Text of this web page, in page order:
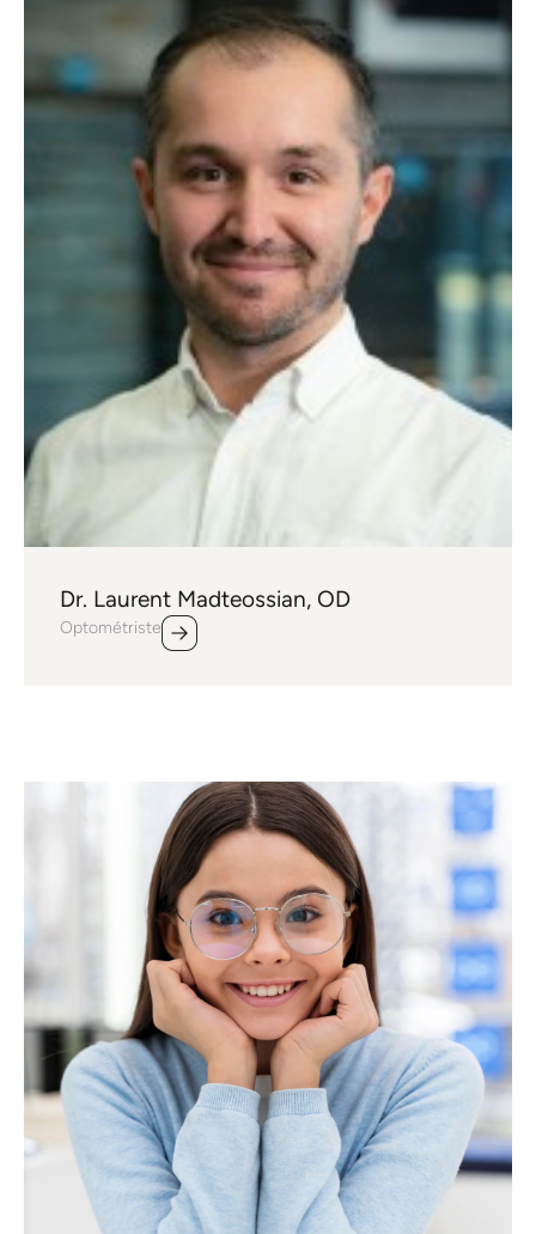
Dr. Laurent Madteossian, OD
Optométriste